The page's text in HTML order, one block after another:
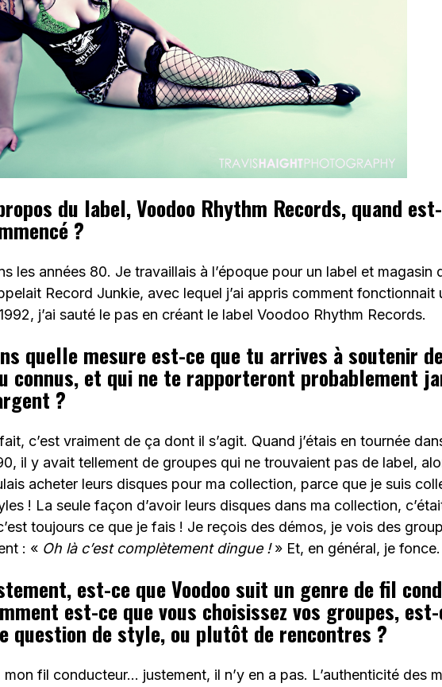
du label, Voodoo Rhythm Records, quand
?
les années 80. Je travaillais à l’époque pour un label et magasin
Record Junkie, avec lequel j’ai appris comment fonctionnait
j’ai sauté le pas en créant le label Voodoo Rhythm Records.
quelle mesure est-ce que tu arrives à soutenir
connus, et qui ne te rapporteront probablement
?
c’est vraiment de ça dont il s’agit. Quand j’étais en tournée
il y avait tellement de groupes qui ne trouvaient pas de label,
acheter leurs disques pour ma collection, parce que je suis
! La seule façon d’avoir leurs disques dans ma collection,
toujours ce que je fais ! Je reçois des démos, je vois des
: « Oh là c’est complètement dingue !» Et, en général, je fonce.
est-ce que Voodoo suit un genre de fil
est-ce que vous choisissez vos groupes, est-
question de style, ou plutôt de rencontres ?
mon fil conducteur… justement, il n’y en a pas. L’authenticité des